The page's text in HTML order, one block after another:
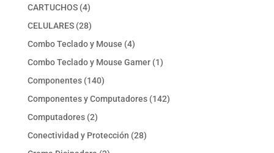
CARTUCHOS 44
productos
CELULARES 2828
productos
Combo Teclado y Mouse 44
productos
Combo Teclado y Mouse Gamer 11
Componentes 140140
productos
Componentes y Computadores 142142
Computadores 22
productos
Conectividad y Protección 2828